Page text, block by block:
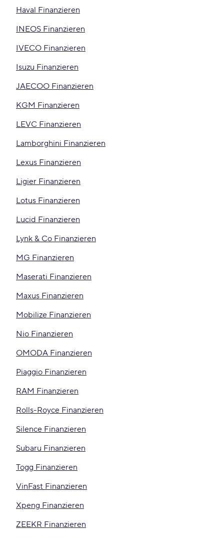
Haval Finanzieren
INEOS Finanzieren
IVECO Finanzieren
Isuzu Finanzieren
JAECOO Finanzieren
KGM Finanzieren
LEVC Finanzieren
Lamborghini Finanzieren
Lexus Finanzieren
Ligier Finanzieren
Lotus Finanzieren
Lucid Finanzieren
Lynk & Co Finanzieren
MG Finanzieren
Maserati Finanzieren
Maxus Finanzieren
Mobilize Finanzieren
Nio Finanzieren
OMODA Finanzieren
Piaggio Finanzieren
RAM Finanzieren
Rolls-Royce Finanzieren
Silence Finanzieren
Subaru Finanzieren
Togg Finanzieren
VinFast Finanzieren
Xpeng Finanzieren
ZEEKR Finanzieren